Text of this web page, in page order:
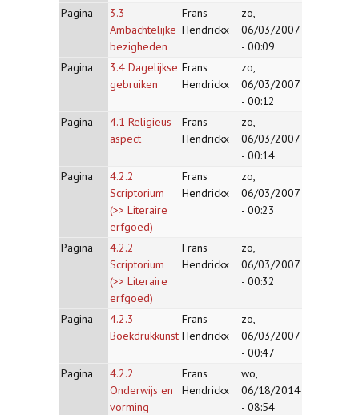
Pagina
3.3
Ambachtelijke
bezigheden
Frans
Hendrickx
zo,
06/03/2007
- 00:09
Pagina
3.4 Dagelijkse
gebruiken
Frans
Hendrickx
zo,
06/03/2007
- 00:12
Pagina
4.1 Religieus
aspect
Frans
Hendrickx
zo,
06/03/2007
- 00:14
Pagina
4.2.2
Scriptorium
(>> Literaire
erfgoed)
Frans
Hendrickx
zo,
06/03/2007
- 00:23
Pagina
4.2.2
Scriptorium
(>> Literaire
erfgoed)
Frans
Hendrickx
zo,
06/03/2007
- 00:32
Pagina
4.2.3
Boekdrukkunst
Frans
Hendrickx
zo,
06/03/2007
- 00:47
Pagina
4.2.2
Onderwijs en
vorming
Frans
Hendrickx
wo,
06/18/2014
- 08:54